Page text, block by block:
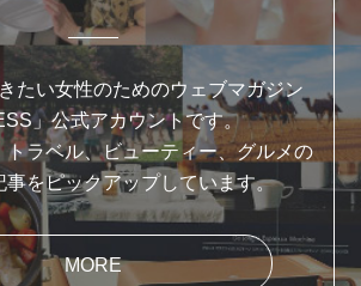
たい女性のためのウェブマガジン
」公式アカウントです。
トラベル、ビューティー、グルメの
事をピックアップしています。
MORE